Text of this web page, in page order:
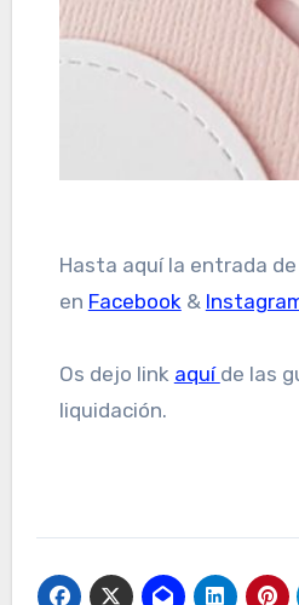
Hasta aquí la entrada
en Facebook&
Os dejo link aquí de las
liquidación.